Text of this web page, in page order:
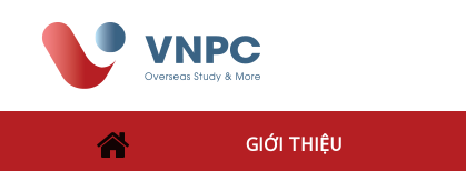
GIỚI THIỆU